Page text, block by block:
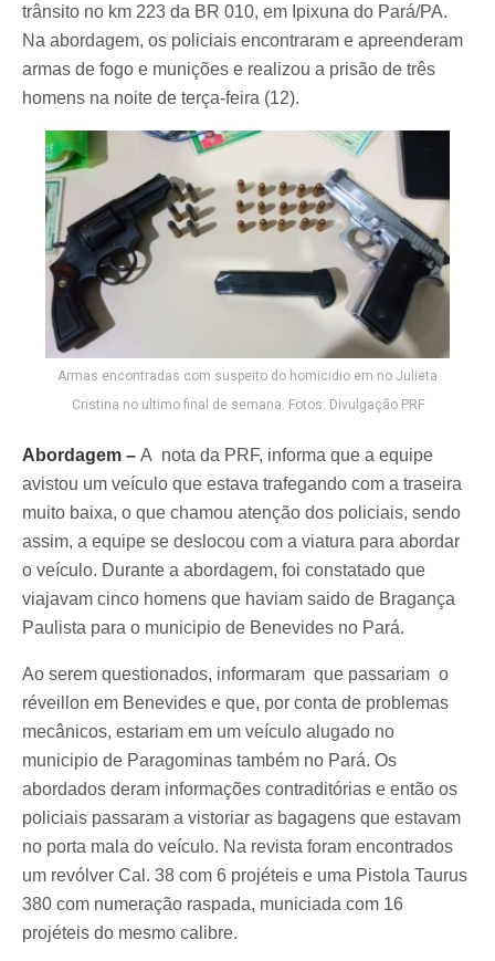
trânsito no km 223 da BR 010, em Ipixuna do Pará/PA.
Na abordagem, os policiais encontraram e apreenderam
armas de fogo e munições e realizou a prisão de três
homens na noite de terça-feira (12).
Armas encontradas com suspeito do homicidio em no Julieta
Cristina no ultimo final de semana. Fotos: Divulgação PRF
Abordagem – A nota da PRF, informa que a equipe
avistou um veículo que estava trafegando com a traseira
muito baixa, o que chamou atenção dos policiais, sendo
assim, a equipe se deslocou com a viatura para abordar
o veículo. Durante a abordagem, foi constatado que
viajavam cinco homens que haviam saido de Bragança
Paulista para o municipio de Benevides no Pará.
Ao serem questionados, informaram que passariam o
réveillon em Benevides e que, por conta de problemas
mecânicos, estariam em um veículo alugado no
municipio de Paragominas também no Pará. Os
abordados deram informações contraditórias e então os
policiais passaram a vistoriar as bagagens que estavam
no porta mala do veículo. Na revista foram encontrados
um revólver Cal. 38 com 6 projéteis e uma Pistola Taurus
380 com numeração raspada, municiada com 16
projéteis do mesmo calibre.